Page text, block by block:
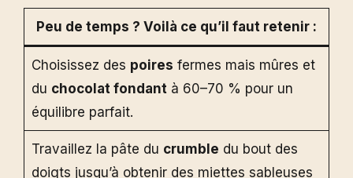
Peu de temps ? Voilà ce qu’il faut retenir :
Choisissez des poires fermes mais mûres et
du chocolat fondantà 60–70 % pour un
équilibre parfait.
Travaillez la pâte du crumble du bout des
doigts jusqu’à obtenir des miettes sableuses